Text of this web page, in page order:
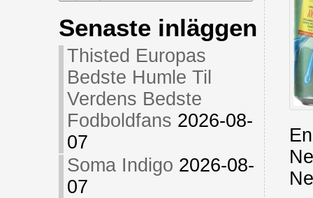
Senaste inläggen
Thisted Europas
Bedste Humle Til
Verdens Bedste
Fodboldfans 2026-08-
07
Soma Indigo 2026-08-
07